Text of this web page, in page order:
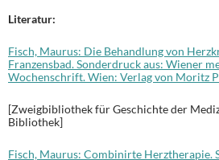
Literatur:
Fisch, Maurus: Die Behandlung von
Franzensbad. Sonderdruck aus: Wiener
Wochenschrift. Wien: Verlag von Moritz
[Zweigbibliothek für Geschichte der
Bibliothek]
Fisch, Maurus: Combinirte Herztherapie.